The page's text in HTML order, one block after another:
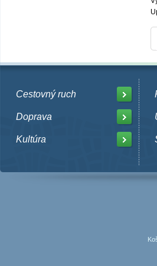
Cestovný ruch
Doprava
Kultúra